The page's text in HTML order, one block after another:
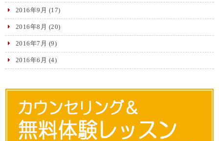
2016年9月 (17)
2016年8月 (20)
2016年7月 (9)
2016年6月 (4)